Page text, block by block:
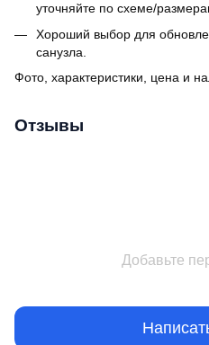
уточняйте по схеме/
Хороший выбор для
санузла.
Фото, характеристики, цена и
Отзывы
Добавьте